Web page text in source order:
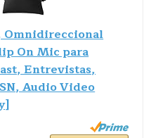
Omnidireccional
On Mic para
Entrevistas,
Audio Video